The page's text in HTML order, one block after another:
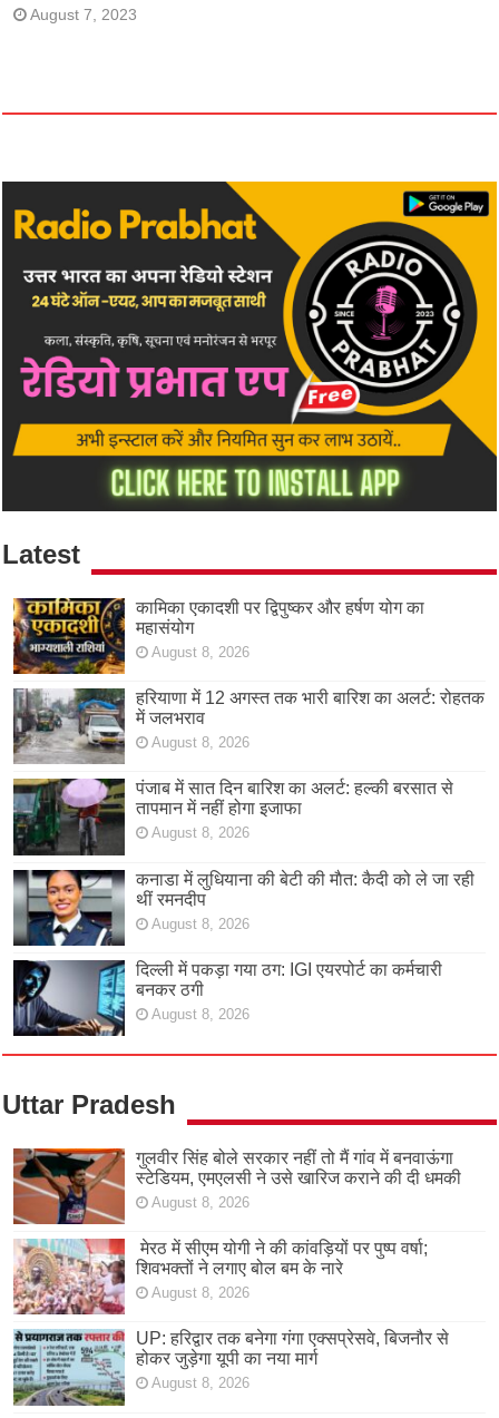
August 7, 2023
Latest
कामिका एकादशी पर द्विपुष्कर और हर्षण योग का
महासंयोग
August 8, 2026
हरियाणा में 12 अगस्त तक भारी बारिश का अलर्ट: रोहतक
में जलभराव
August 8, 2026
पंजाब में सात दिन बारिश का अलर्ट: हल्की बरसात से
तापमान में नहीं होगा इजाफा
August 8, 2026
कनाडा में लुधियाना की बेटी की माैत: कैदी को ले जा रही
थीं रमनदीप
August 8, 2026
दिल्ली में पकड़ा गया ठग: IGI एयरपोर्ट का कर्मचारी
बनकर ठगी
August 8, 2026
Uttar Pradesh
गुलवीर सिंह बोले सरकार नहीं तो मैं गांव में बनवाऊंगा
स्टेडियम, एमएलसी ने उसे खारिज कराने की दी धमकी
August 8, 2026
मेरठ में सीएम योगी ने की कांवड़ियों पर पुष्प वर्षा;
शिवभक्तों ने लगाए बोल बम के नारे
August 8, 2026
UP: हरिद्वार तक बनेगा गंगा एक्सप्रेसवे, बिजनौर से
होकर जुड़ेगा यूपी का नया मार्ग
August 8, 2026